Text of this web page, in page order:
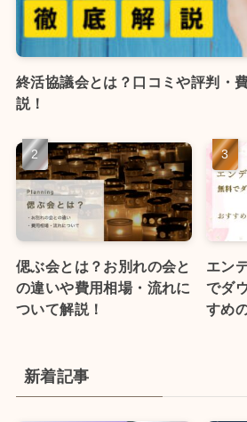
終活協議会とは？口コミや評判・
説！
偲ぶ会とは？お別れの会と
の違いや費用相場・流れに
ついて解説！
エン
でダ
すめ
新着記事